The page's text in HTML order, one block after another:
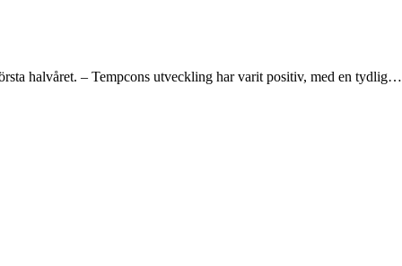
halvåret. – Tempcons utveckling har varit positiv, med en tydlig…